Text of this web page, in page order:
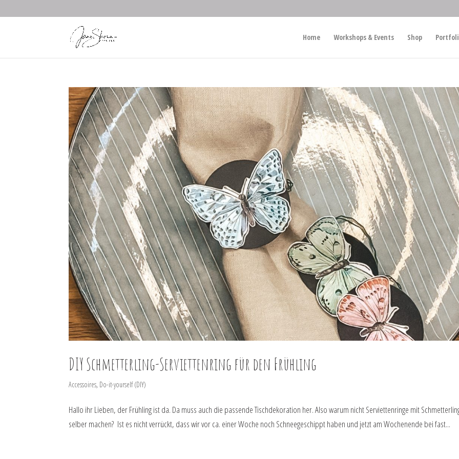
Home Workshops & Events Shop
DIY Schmetterling-Serviettenring für den Frühling
Accessoires, Do-it-yourself (DIY)
Hallo ihr Lieben, der Frühling ist da. Da muss auch die passende Tischdekoration her. Also warum nicht Serviettenringe mit
selber machen? Ist es nicht verrückt, dass wir vor ca. einer Woche noch Schneegeschippt haben und jetzt am Wochenende bei fast...